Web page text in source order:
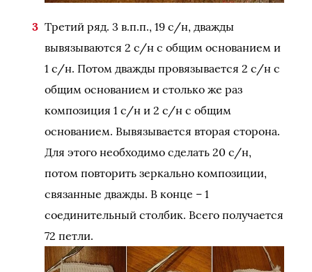
Третий ряд. 3 в.п.п., 19 с/н, дважды
вывязываются 2 с/н с общим основанием и
1 с/н. Потом дважды провязывается 2 с/н с
общим основанием и столько же раз
композиция 1 с/н и 2 с/н с общим
основанием. Вывязывается вторая сторона.
Для этого необходимо сделать 20 с/н,
потом повторить зеркально композиции,
связанные дважды. В конце – 1
соединительный столбик. Всего получается
72 петли.